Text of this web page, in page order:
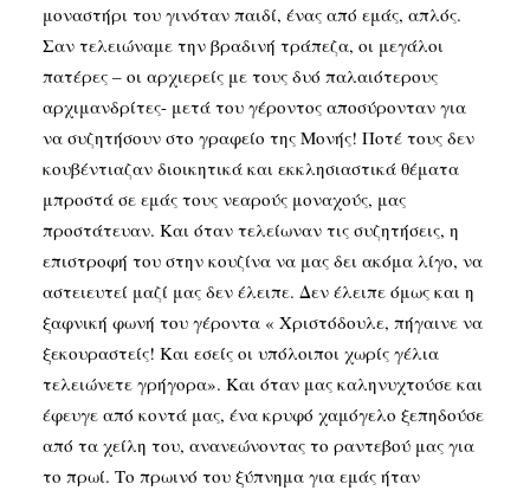
μοναστήρι του γινόταν παιδί, ένας από εμάς, απλός.
Σαν τελειώναμε την βραδινή τράπεζα, οι μεγάλοι
πατέρες – οι αρχιερείς με τους δυό παλαιότερους
αρχιμανδρίτες- μετά του γέροντος αποσύρονταν για
να συζητήσουν στο γραφείο της Μονής! Ποτέ τους δεν
κουβέντιαζαν διοικητικά και εκκλησιαστικά θέματα
μπροστά σε εμάς τους νεαρούς μοναχούς, μας
προστάτευαν. Και όταν τελείωναν τις συζητήσεις, η
επιστροφή του στην κουζίνα να μας δει ακόμα λίγο, να
αστειευτεί μαζί μας δεν έλειπε. Δεν έλειπε όμως και η
ξαφνική φωνή του γέροντα « Χριστόδουλε, πήγαινε να
ξεκουραστείς! Και εσείς οι υπόλοιποι χωρίς γέλια
τελειώνετε γρήγορα». Και όταν μας καληνυχτούσε και
έφευγε από κοντά μας, ένα κρυφό χαμόγελο ξεπηδούσε
από τα χείλη του, ανανεώνοντας το ραντεβού μας για
το πρωί. Το πρωινό του ξύπνημα για εμάς ήταν